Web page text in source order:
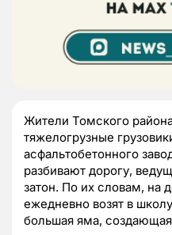
Жители Томского
тяжелогрузные
асфальтобетонного
разбивают дорогу,
затон. По их словам, на
ежедневно возят в
большая яма,